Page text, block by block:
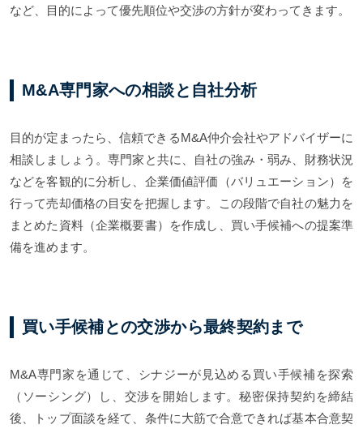
など、目的によって優先順位や交渉の方針が変わってきます。
M&A専門家への相談と自社分析
目的が定まったら、信頼できるM&A仲介会社やアドバイザーに
相談しましょう。専門家と共に、自社の強み・弱み、財務状況
などを客観的に分析し、企業価値評価（バリュエーション）を
行って売却価格の目安を把握します。この段階で自社の魅力を
まとめた資料（企業概要書）を作成し、買い手候補への提案準
備を進めます。
買い手候補との交渉から最終契約まで
M&A専門家を通じて、シナジーが見込める買い手候補を探索
（ソーシング）し、交渉を開始します。秘密保持契約を締結
後、トップ面談を経て、条件に大筋で合意できれば基本合意契